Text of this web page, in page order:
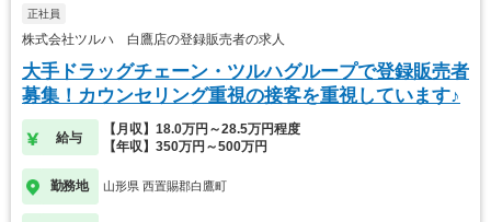
正社員
株式会社ツルハ 白鷹店の登録販売者の求人
大手ドラッグチェーン・ツルハグループで登録販売者
募集！カウンセリング重視の接客を重視しています♪
給与
【月収】18.0万円～28.5万円程度
【年収】350万円～500万円
勤務地 山形県 西置賜郡白鷹町